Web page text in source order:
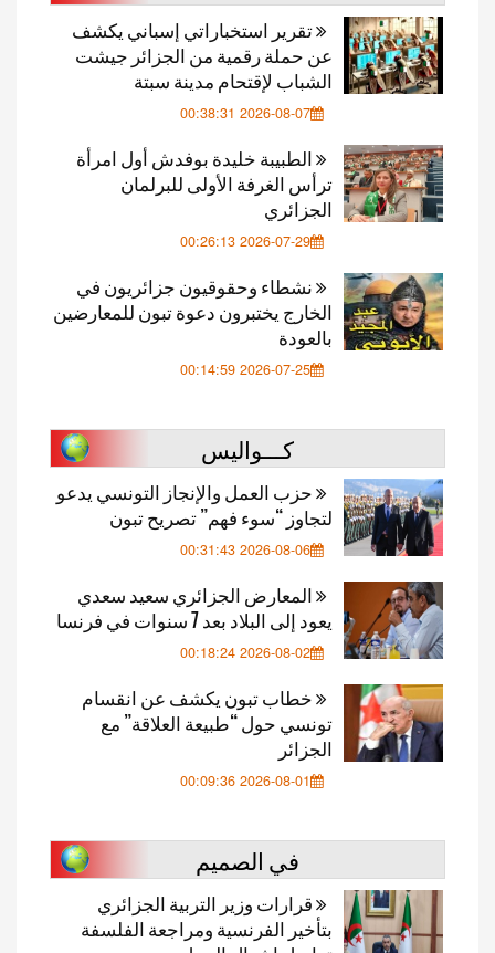
تقرير استخباراتي إسباني يكشف
عن حملة رقمية من الجزائر جيشت
الشباب لإقتحام مدينة سبتة
2026-08-07 00:38:31
الطبيبة خليدة بوفدش أول امرأة
ترأس الغرفة الأولى للبرلمان
الجزائري
2026-07-29 00:26:13
نشطاء وحقوقيون جزائريون في
الخارج يختبرون دعوة تبون للمعارضين
بالعودة
2026-07-25 00:14:59
كـــواليس
حزب العمل والإنجاز التونسي يدعو
لتجاوز “سوء فهم” تصريح تبون
2026-08-06 00:31:43
المعارض الجزائري سعيد سعدي
يعود إلى البلاد بعد 7 سنوات في فرنسا
2026-08-02 00:18:24
خطاب تبون يكشف عن انقسام
تونسي حول “طبيعة العلاقة” مع
الجزائر
2026-08-01 00:09:36
في الصميم
قرارات وزير التربية الجزائري
بتأخير الفرنسية ومراجعة الفلسفة